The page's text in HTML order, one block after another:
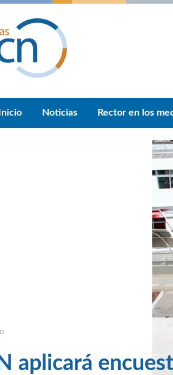
Inicio Noticias Rector en los
aplicará